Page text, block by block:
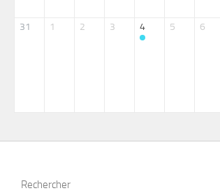
31 1 2 3 4 5 6
Rechercher